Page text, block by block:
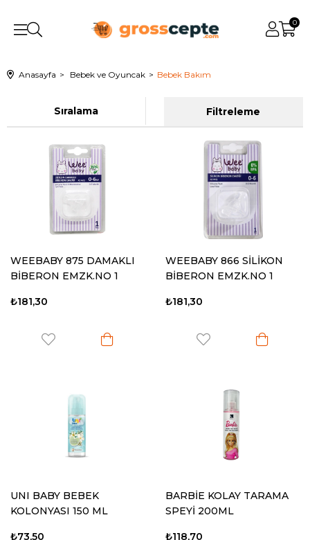
0
Anasayfa Bebek ve Oyuncak Bebek Bakım
Filtreleme
Sıralama
WEEBABY 875 DAMAKLI
BİBERON EMZK.NO 1
₺181,30
WEEBABY 866 SİLİKON
BİBERON EMZK.NO 1
₺181,30
UNI BABY BEBEK
KOLONYASI 150 ML
₺73,50
BARBİE KOLAY TARAMA
SPEYİ 200ML
₺118,70